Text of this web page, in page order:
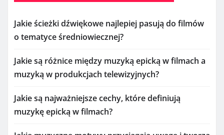
Jakie ścieżki dźwiękowe najlepiej pasują do filmów
o tematyce średniowiecznej?
Jakie są różnice między muzyką epicką w filmach a
muzyką w produkcjach telewizyjnych?
Jakie są najważniejsze cechy, które definiują
muzykę epicką w filmach?